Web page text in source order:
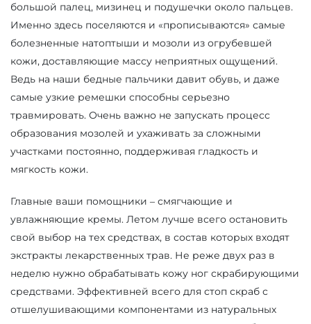
большой палец, мизинец и подушечки около пальцев.
Именно здесь поселяются и «прописываются» самые
болезненные натоптыши и мозоли из огрубевшей
кожи, доставляющие массу неприятных ощущений.
Ведь на наши бедные пальчики давит обувь, и даже
самые узкие ремешки способны серьезно
травмировать. Очень важно не запускать процесс
образования мозолей и ухаживать за сложными
участками постоянно, поддерживая гладкость и
мягкость кожи.
Главные ваши помощники – смягчающие и
увлажняющие кремы. Летом лучше всего остановить
свой выбор на тех средствах, в состав которых входят
экстракты лекарственных трав. Не реже двух раз в
неделю нужно обрабатывать кожу ног скрабирующими
средствами. Эффективней всего для стоп скраб с
отшелушивающими компонентами из натуральных